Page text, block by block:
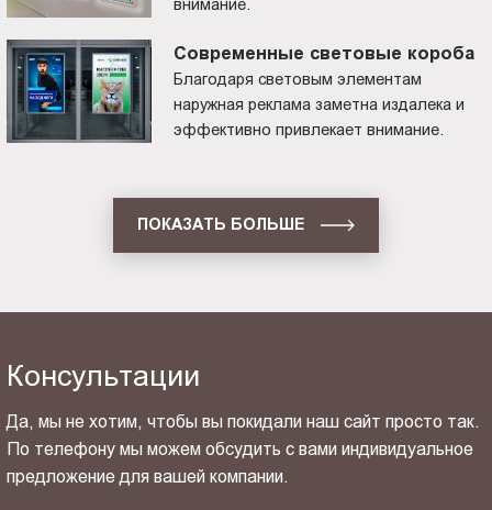
внимание.
Современные световые короба
Благодаря световым элементам
наружная реклама заметна издалека и
эффективно привлекает внимание.
ПОКАЗАТЬ БОЛЬШЕ
Консультации
Да, мы не хотим, чтобы вы покидали наш сайт просто так.
По телефону мы можем обсудить с вами индивидуальное
предложение для вашей компании.